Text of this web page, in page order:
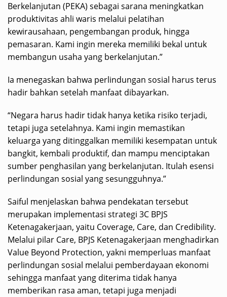
Berkelanjutan (PEKA) sebagai sarana meningkatkan
produktivitas ahli waris melalui pelatihan
kewirausahaan, pengembangan produk, hingga
pemasaran. Kami ingin mereka memiliki bekal untuk
membangun usaha yang berkelanjutan.”
Ia menegaskan bahwa perlindungan sosial harus terus
hadir bahkan setelah manfaat dibayarkan.
“Negara harus hadir tidak hanya ketika risiko terjadi,
tetapi juga setelahnya. Kami ingin memastikan
keluarga yang ditinggalkan memiliki kesempatan untuk
bangkit, kembali produktif, dan mampu menciptakan
sumber penghasilan yang berkelanjutan. Itulah esensi
perlindungan sosial yang sesungguhnya.”
Saiful menjelaskan bahwa pendekatan tersebut
merupakan implementasi strategi 3C BPJS
Ketenagakerjaan, yaitu Coverage, Care, dan Credibility.
Melalui pilar Care, BPJS Ketenagakerjaan menghadirkan
Value Beyond Protection, yakni memperluas manfaat
perlindungan sosial melalui pemberdayaan ekonomi
sehingga manfaat yang diterima tidak hanya
memberikan rasa aman, tetapi juga menjadi